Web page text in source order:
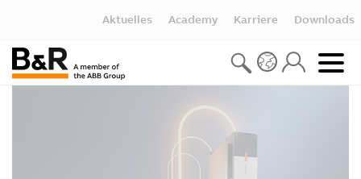
Aktuelles Academy Karriere Downloads